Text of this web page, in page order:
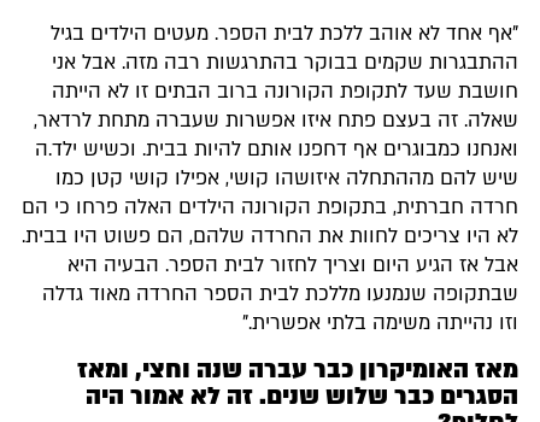
"אף אחד לא אוהב ללכת לבית הספר. מעטים הילדים בגיל
ההתבגרות שקמים בבוקר בהתרגשות רבה מזה. אבל אני
חושבת שעד לתקופת הקורונה ברוב הבתים זו לא הייתה
שאלה. זה בעצם פתח איזו אפשרות שעברה מתחת לרדאר,
ואנחנו כמבוגרים אף דחפנו אותם להיות בבית. וכשיש ילד.ה
שיש להם מההתחלה איזושהו קושי, אפילו קושי קטן כמו
חרדה חברתית, בתקופת הקורונה הילדים האלה פרחו כי הם
לא היו צריכים לחוות את החרדה שלהם, הם פשוט היו בבית.
אבל אז הגיע היום וצריך לחזור לבית הספר. הבעיה היא
שבתקופה שנמנעו מללכת לבית הספר החרדה מאוד גדלה
וזו נהייתה משימה בלתי אפשרית."
מאז האומיקרון כבר עברה שנה וחצי, ומאז
הסגרים כבר שלוש שנים. זה לא אמור היה